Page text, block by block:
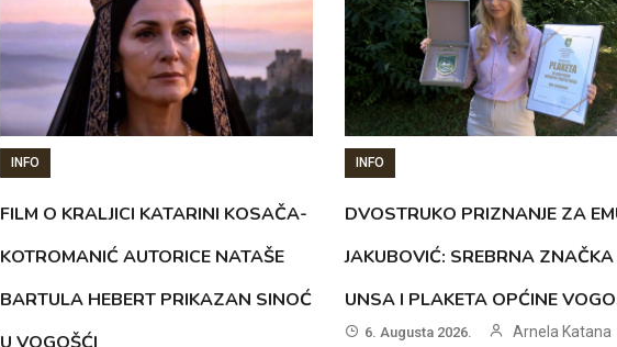
INFO
FILM O KRALJICI KATARINI KOSAČA-
KOTROMANIĆ AUTORICE NATAŠE
BARTULA HEBERT PRIKAZAN SINOĆ
INFO
DVOSTRUKO PRIZNANJE ZA
JAKUBOVIĆ: SREBRNA ZNAČKA
UNSA I PLAKETA OPĆINE
6. Augusta 2026. Arnela Katana